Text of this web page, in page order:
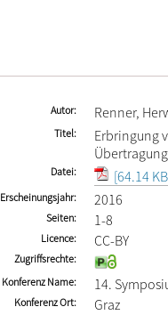
Autor Renner,
Titel
Erbringung
Datei [64.14
Erscheinungsjahr 2016
Seiten 1-8
Licence CC-BY
Zugriffsrechte
Konferenz Name
14.
Konferenz Ort Graz